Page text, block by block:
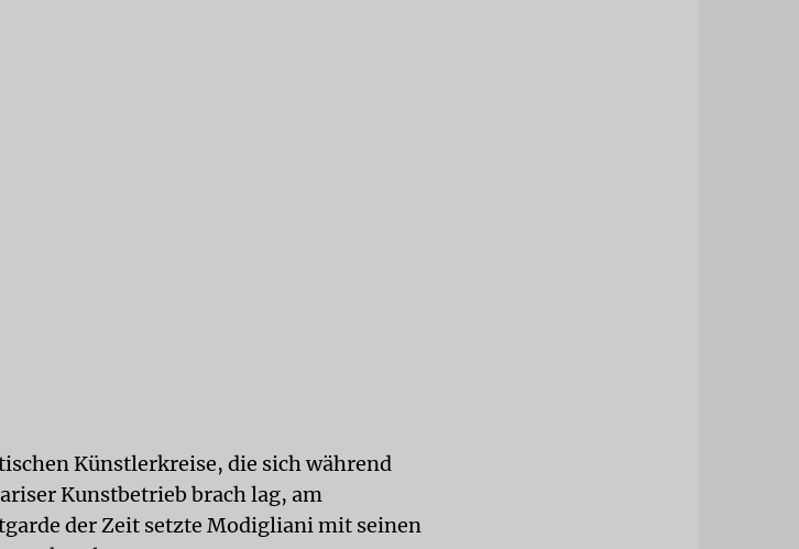
Künstlerkreise, die sich während
Kunstbetrieb brach lag, am
der Zeit setzte Modigliani mit seinen